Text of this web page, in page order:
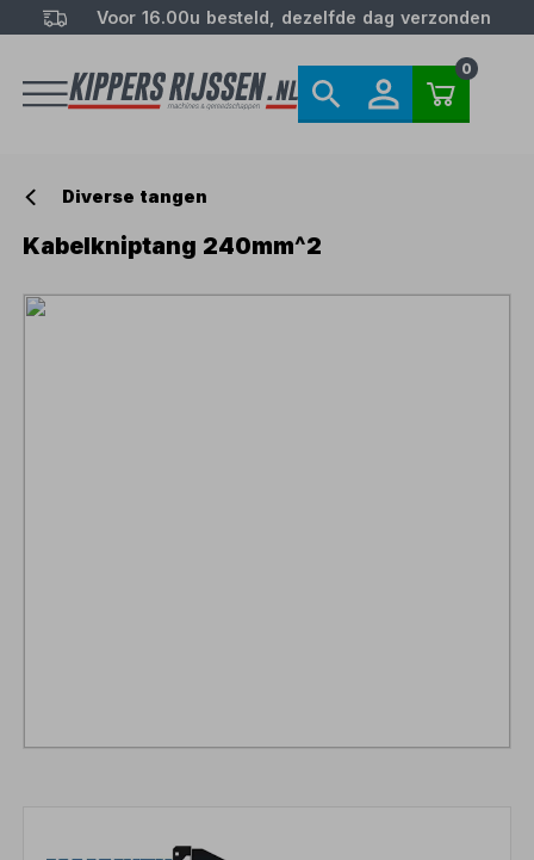
Voor 16.00u besteld, dezelfde dag verzonden
0
Diverse tangen
Kabelkniptang 240mm^2